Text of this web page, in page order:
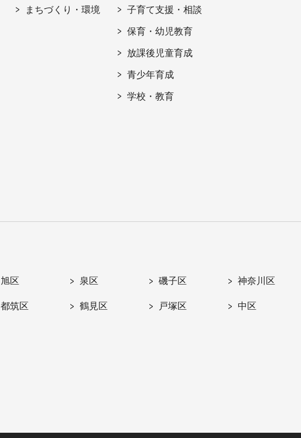
まちづくり・環境 子育て支援・相談
保育・幼児教育
放課後児童育成
青少年育成
学校・教育
旭区 泉区 磯子区 神奈川区
都筑区 鶴見区 戸塚区 中区